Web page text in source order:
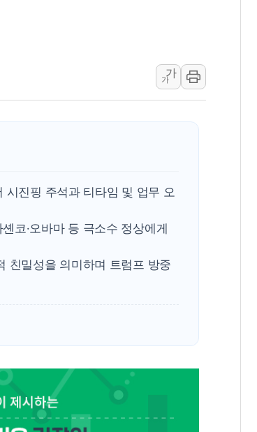
1410원대 내려간 환율, "당분간
종합특검, '계엄 수용공간 확보' 신
롯데웰푸드, 2분기 영업익 88.5%
이성윤 '호남 민심은 주석야청' 파
나경원 의원 "장기보유 1주택자
가
가
시진핑 주석과 티타임 및 업무 오
코·오바마 등 극소수 정상에게
친밀성을 의미하며 트럼프 방중